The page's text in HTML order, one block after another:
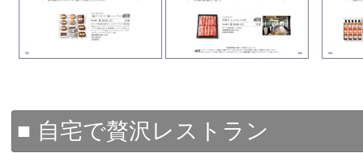
■ 自宅で贅沢レストラン